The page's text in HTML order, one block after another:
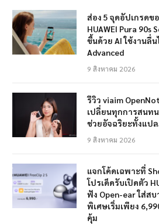
ส่อง 5 จุดอัปเกรดข
HUAWEI Pura 90s
ขึ้นด้วย AI ใช้งานลื่
Advanced
9 สิงหาคม 2026
รีวิว viaim
เปลี่ยนทุกการสนทน
ช่วยอัจฉริยะทั้งแป
9 สิงหาคม 2026
แจกโค้ดเฉพาะที่
โปรเด็ดรับเปิดตัว
ฟัง Open-ear ใส่ส
พิเศษเริ่มเพียง
คุ้ม